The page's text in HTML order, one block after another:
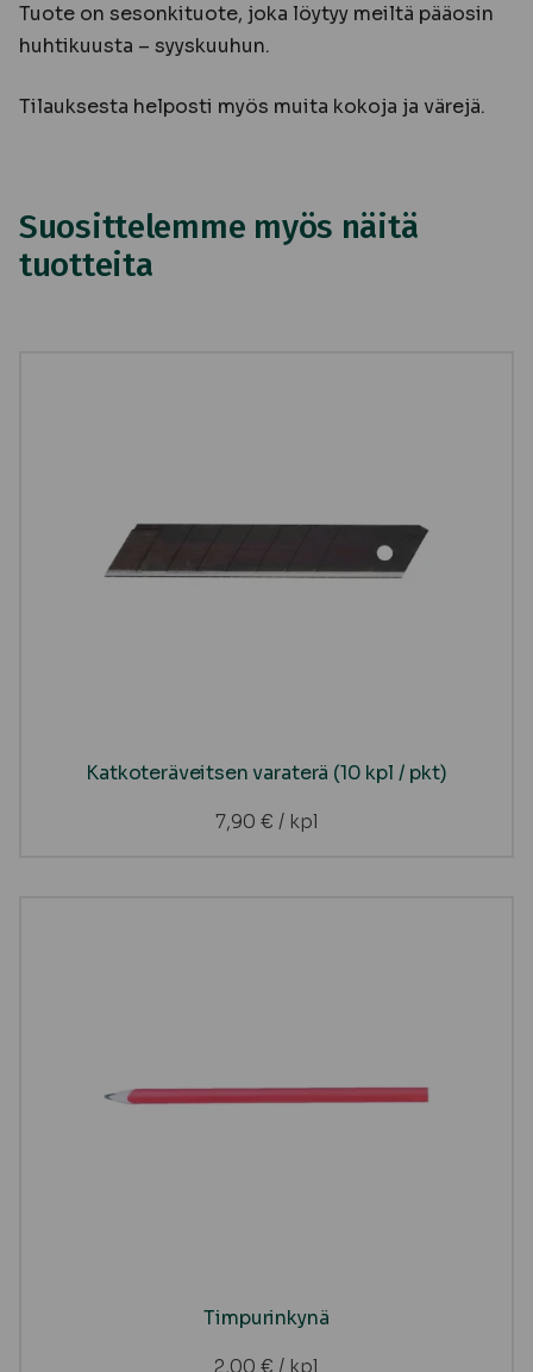
Tuote on sesonkituote, joka löytyy meiltä pääosin
huhtikuusta – syyskuuhun.
Tilauksesta helposti myös muita kokoja ja värejä.
Suosittelemme myös näitä
tuotteita
Katkoteräveitsen varaterä (10 kpl / pkt)
7,90 € / kpl
Timpurinkynä